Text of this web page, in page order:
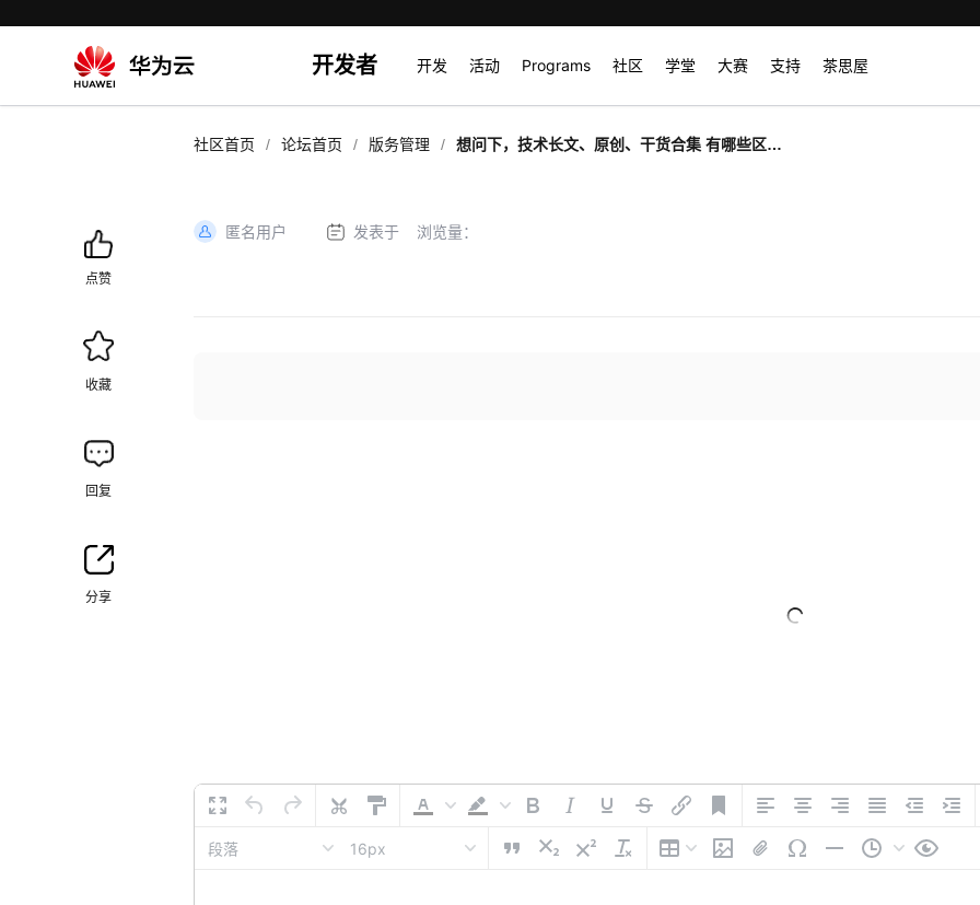
开发者 开发 活动 Programs 社区 学堂 大赛 支持 茶思屋
社区首页 / 论坛首页 / 版务管理 /
想问下，技术长文、原创、干货合集 有哪些区
点赞
收藏
回复
分享
匿名用户 发表于 浏览量：
段落 16px